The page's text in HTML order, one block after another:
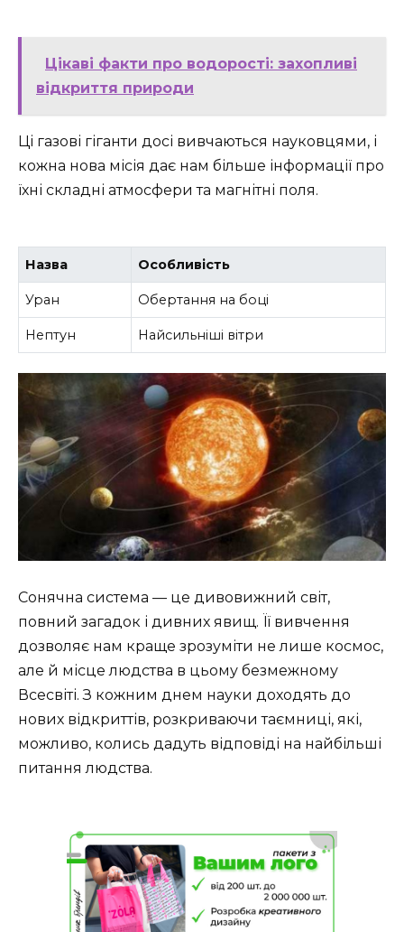
Цікаві факти про водорості: захопливі
відкриття природи
Ці газові гіганти досі вивчаються науковцями, і
кожна нова місія дає нам більше інформації про
їхні складні атмосфери та магнітні поля.
Назва Особливість
Уран Обертання на боці
Нептун Найсильніші вітри
Сонячна система — це дивовижний світ,
повний загадок і дивних явищ. Її вивчення
дозволяє нам краще зрозуміти не лише космос,
але й місце людства в цьому безмежному
Всесвіті. З кожним днем науки доходять до
нових відкриттів, розкриваючи таємниці, які,
можливо, колись дадуть відповіді на найбільші
питання людства.